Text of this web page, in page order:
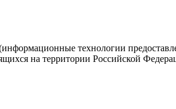
технологии
на территории Российской